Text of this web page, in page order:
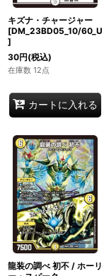
キズナ・チャージャー
[DM_23BD05_10/60_U
]
30円(税込)
在庫数 12点
カートに入れる
龍装の調べ 初不 / ホーリ